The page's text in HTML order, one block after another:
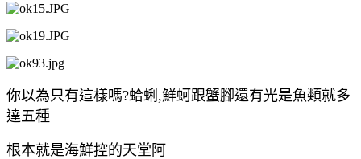
你以為只有這樣嗎?蛤蜊,鮮蚵跟蟹腳還有光是魚類就多
達五種
根本就是海鮮控的天堂阿